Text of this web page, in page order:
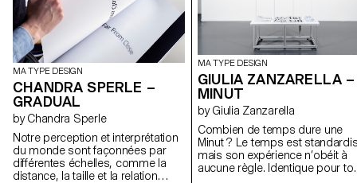
MA TYPE DESIGN
CHANDRA SPERLE –
GRADUAL
by Chandra Sperle
Notre perception et interprétation
du monde sont façonnées par
différentes échelles, comme la
distance, la taille et la relation
MA TYPE DESIGN
GIULIA ZANZARELLA –
MINUT
by Giulia Zanzarella
Combien de temps dure une
Minut ? Le temps est
mais son expérience n’obéit à
aucune règle. Identique pour